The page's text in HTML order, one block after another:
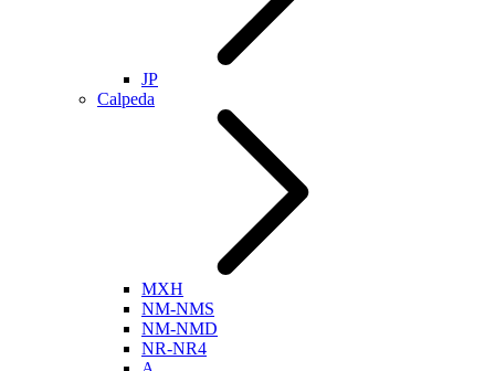
JP
Calpeda
MXH
NM-NMS
NM-NMD
NR-NR4